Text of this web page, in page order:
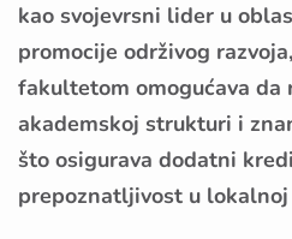
kao svojevrsni lider u
promocije održivog
fakultetom omogućava da
akademskoj strukturi i
što osigurava dodatni
prepoznatljivost u